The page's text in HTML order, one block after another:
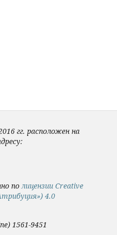
гг. расположен на
полицензии Creative
4.0
1561-9451